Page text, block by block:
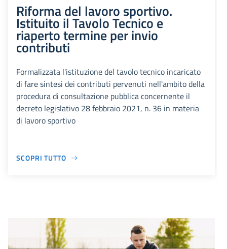
Riforma del lavoro sportivo.
Istituito il Tavolo Tecnico e
riaperto termine per invio
contributi
Formalizzata l'istituzione del tavolo tecnico incaricato
di fare sintesi dei contributi pervenuti nell'ambito della
procedura di consultazione pubblica concernente il
decreto legislativo 28 febbraio 2021, n. 36 in materia
di lavoro sportivo
SCOPRI TUTTO